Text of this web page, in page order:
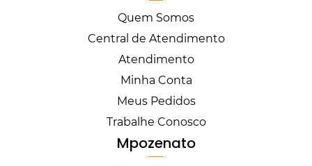
Quem Somos
Central de Atendimento
Atendimento
Minha Conta
Meus Pedidos
Trabalhe Conosco
Mpozenato